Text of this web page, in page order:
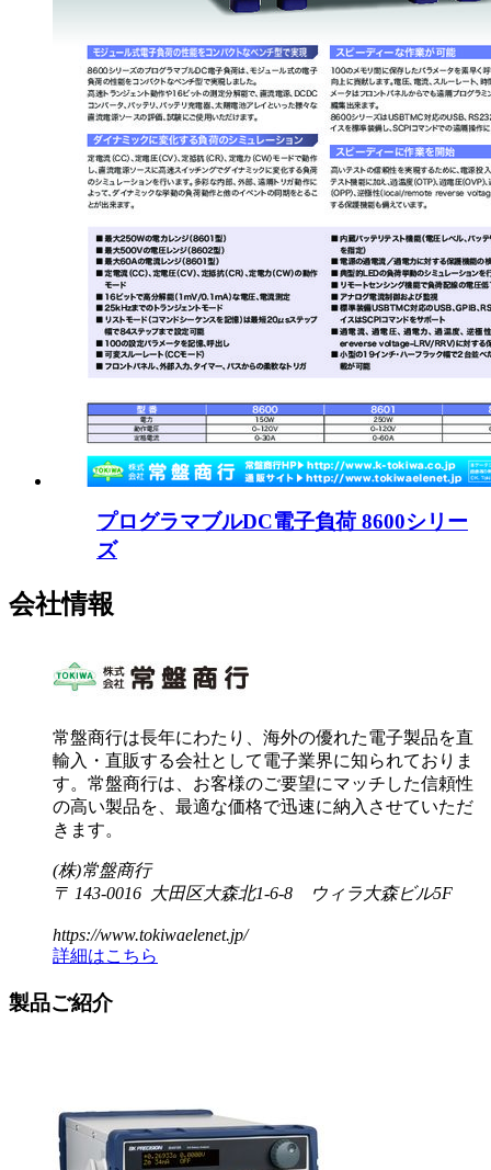
プログラマブルDC電子負荷 8600シリー
ズ
会社情報
常盤商行は長年にわたり、海外の優れた電子製品を直
輸入・直販する会社として電子業界に知られておりま
す。常盤商行は、お客様のご要望にマッチした信頼性
の高い製品を、最適な価格で迅速に納入させていただ
きます。
(株)常盤商行
〒 143-0016 大田区大森北1-6-8 ウィラ大森ビル5F
https://www.tokiwaelenet.jp/
詳細はこちら
製品ご紹介